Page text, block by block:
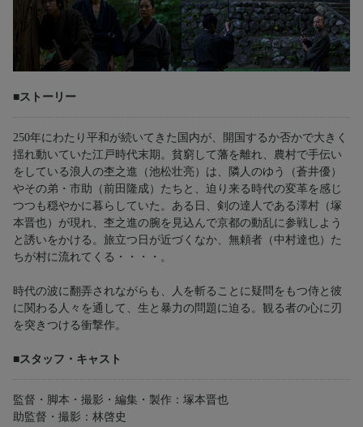
■ストーリー
250年にわたり平和が続いてきた国内が、開国するか否かで大きく
揺れ動いていた江戸時代末期。貧窮して藩を離れ、農村で手伝い
をしている浪人の杢之進（池松壮亮）は、隣人のゆう（蒼井優）
やその弟・市助（前田隆成）たちと、迫り来る時代の変革を感じ
つつも穏やかに暮らしていた。ある日、剣の達人である澤村（塚
本晋也）が現れ、杢之進の腕を見込んで京都の動乱に参戦しよう
と誘いをかける。旅立つ日が近づくなか、無頼者（中村達也）た
ちが村に流れてくる・・・・。
時代の波に翻弄されながらも、人を斬ることに疑問をもつ侍と彼
に関わる人々を通して、生と暴力の問題に迫る。観る者の心に刃
を突きつける衝撃作。
■スタッフ・キャスト
監督・脚本・撮影・編集・製作：塚本晋也
助監督・撮影：林啓史